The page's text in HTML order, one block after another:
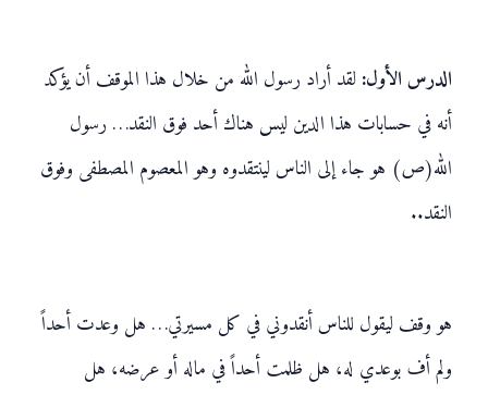
الدرس الأول:لقد أراد رسول الله من خلال هذا الموقف أن يؤكد
أنه في حسابات هذا الدين ليس هناك أحد فوق النقد… رسول
الله(ص) هو جاء إلى الناس لينتقدوه وهو المعصوم المصطفى وفوق
النقد..
هو وقف ليقول للناس أنقدوني في كل مسيرتي… هل وعدت أحداً
ولم أف بوعدي له، هل ظلمت أحداً في ماله أو عرضه، هل